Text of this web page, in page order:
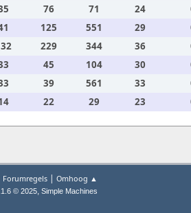
76 71 24
125 551 29
229 344 36
45 104 30
39 561 33
22 29 23
Forumregels| Omhoog ▲
© 2025, Simple Machines